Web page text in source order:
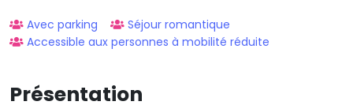
Avec parking
Séjour romantique
Accessible aux personnes à mobilité réduite
Présentation